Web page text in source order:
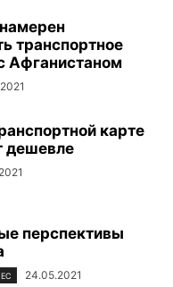
транспортное
Афганистаном
карте
дешевле
перспективы
24.05.2021